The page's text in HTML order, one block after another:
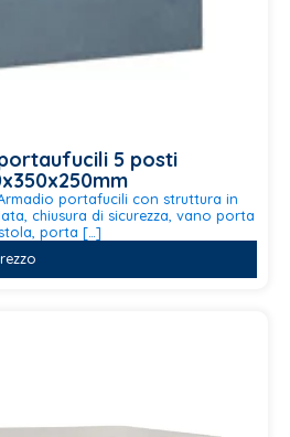
5 posti
Armadio portafucili con struttura in
chiusura di sicurezza, vano porta
porta […]